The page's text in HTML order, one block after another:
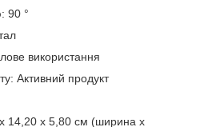
90 °
використання
Активний продукт
x 14,20 x 5,80 см (ширина x